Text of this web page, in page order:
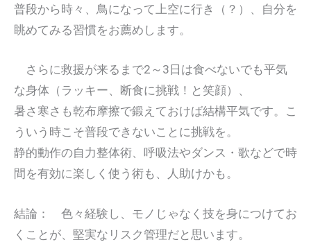
普段から時々、鳥になって上空に行き（？）、自分を
眺めてみる習慣をお薦めします。
さらに救援が来るまで2～3日は食べないでも平気
な身体（ラッキー、断食に挑戦！と笑顔）、
暑さ寒さも乾布摩擦で鍛えておけば結構平気です。こ
ういう時こそ普段できないことに挑戦を。
静的動作の自力整体術、呼吸法やダンス・歌などで時
間を有効に楽しく使う術も、人助けかも。
結論： 色々経験し、モノじゃなく技を身につけてお
くことが、堅実なリスク管理だと思います。